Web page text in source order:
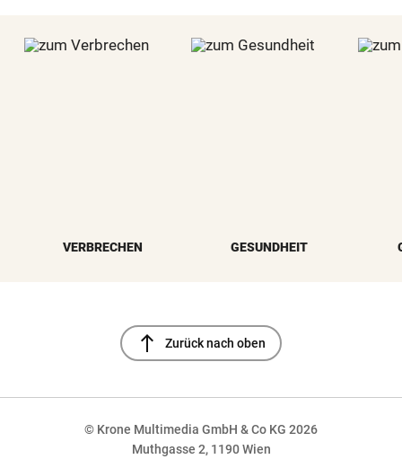
VERBRECHEN GESUNDHEIT
north Zurück nach oben
© Krone Multimedia GmbH & Co KG 2026
Muthgasse 2, 1190 Wien